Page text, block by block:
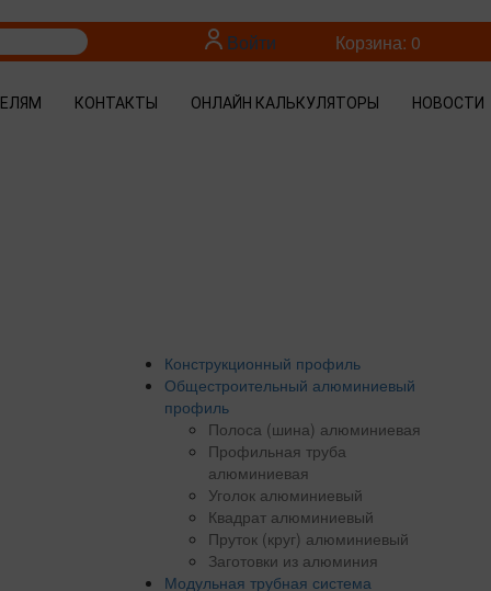
Войти Корзина: 0
КОНТАКТЫ ОНЛАЙН КАЛЬКУЛЯТОРЫ НОВОСТИ
Конструкционный профиль
Общестроительный алюминиевый
профиль
Полоса (шина) алюминиевая
Профильная труба
алюминиевая
Уголок алюминиевый
Квадрат алюминиевый
Пруток (круг) алюминиевый
Заготовки из алюминия
Модульная трубная система